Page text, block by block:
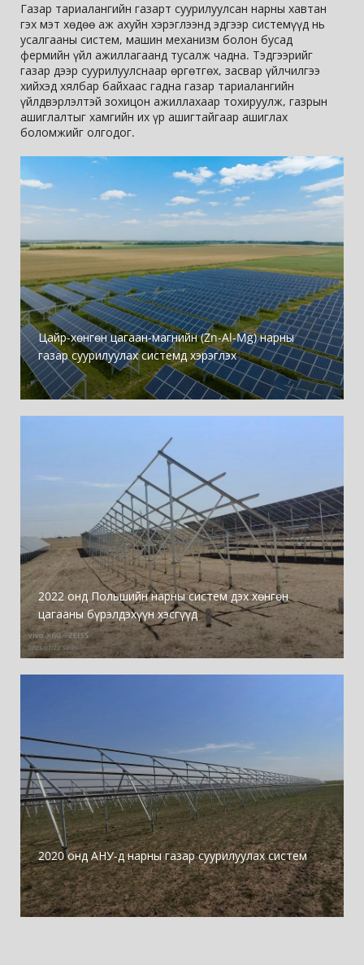
Газар тариалангийн газарт суурилуулсан нарны хавтан
гэх мэт хөдөө аж ахуйн хэрэглээнд эдгээр системүүд нь
усалгааны систем, машин механизм болон бусад
фермийн үйл ажиллагаанд тусалж чадна. Тэдгээрийг
газар дээр суурилуулснаар өргөтгөх, засвар үйлчилгээ
хийхэд хялбар байхаас гадна газар тариалангийн
үйлдвэрлэлтэй зохицон ажиллахаар тохируулж, газрын
ашиглалтыг хамгийн их үр ашигтайгаар ашиглах
боломжийг олгодог.
Цайр-хөнгөн цагаан-магнийн (Zn-Al-Mg) нарны
газар суурилуулах системд хэрэглэх
2022 онд Польшийн нарны систем дэх хөнгөн
цагааны бүрэлдэхүүн хэсгүүд
2020 онд АНУ-д нарны газар суурилуулах систем